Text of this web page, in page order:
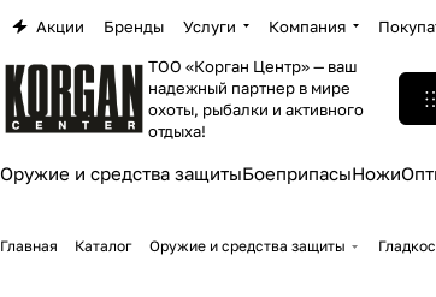
Акции Бренды Услуги Компания
ТОО «Корган Центр» — ваш
надежный партнер в мире
охоты, рыбалки и активного
отдыха!
Оружие и средства защитыБоеприпасыНожи
Главная Каталог Оружие и средства защиты